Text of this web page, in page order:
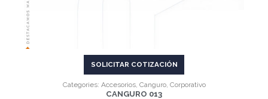
SOLICITAR COTIZACIÓN
Categories: Accesorios, Canguro, Corporativo
CANGURO 013